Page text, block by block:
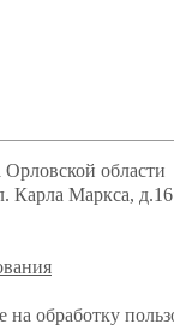
области
Карла Маркса, д.16
обработку